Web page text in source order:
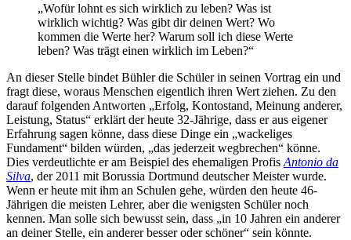
„Wofür lohnt es sich wirklich zu leben? Was ist
wirklich wichtig? Was gibt dir deinen Wert? Wo
kommen die Werte her? Warum soll ich diese Werte
leben? Was trägt einen wirklich im Leben?“
An dieser Stelle bindet Bühler die Schüler in seinen Vortrag ein und
fragt diese, woraus Menschen eigentlich ihren Wert ziehen. Zu den
darauf folgenden Antworten „Erfolg, Kontostand, Meinung anderer,
Leistung, Status“ erklärt der heute 32-Jährige, dass er aus eigener
Erfahrung sagen könne, dass diese Dinge ein „wackeliges
Fundament“ bilden würden, „das jederzeit wegbrechen“ könne.
Dies verdeutlichte er am Beispiel des ehemaligen Profis Antonio da
Silva, der 2011 mit Borussia Dortmund deutscher Meister wurde.
Wenn er heute mit ihm an Schulen gehe, würden den heute 46-
Jährigen die meisten Lehrer, aber die wenigsten Schüler noch
kennen. Man solle sich bewusst sein, dass „in 10 Jahren ein anderer
an deiner Stelle, ein anderer besser oder schöner“ sein könnte.